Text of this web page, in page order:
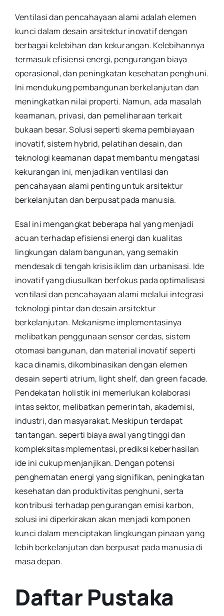
Ventilasi dan pencahayaan alami adalah elemen
kunci dalam desain arsitektur inovatif dengan
berbagai kelebihan dan kekurangan. Kelebihannya
termasuk efisiensi energi, pengurangan biaya
operasional, dan peningkatan kesehatan penghuni.
Ini mendukung pembangunan berkelanjutan dan
meningkatkan nilai properti. Namun, ada masalah
keamanan, privasi, dan pemeliharaan terkait
bukaan besar. Solusi seperti skema pembiayaan
inovatif, sistem hybrid, pelatihan desain, dan
teknologi keamanan dapat membantu mengatasi
kekurangan ini, menjadikan ventilasi dan
pencahayaan alami penting untuk arsitektur
berkelanjutan dan berpusat pada manusia.
Esal ini mengangkat beberapa hal yang menjadi
acuan terhadap efisiensi energi dan kualitas
lingkungan dalam bangunan, yang semakin
mendesak di tengah krisis iklim dan urbanisasi. Ide
inovatif yang diusulkan berfokus pada optimalisasi
ventilasi dan pencahayaan alami melalui integrasi
teknologi pintar dan desain arsitektur
berkelanjutan. Mekanisme implementasinya
melibatkan penggunaan sensor cerdas, sistem
otomasi bangunan, dan material inovatif seperti
kaca dinamis, dikombinasikan dengan elemen
desain seperti atrium, light shelf, dan green facade.
Pendekatan holistik ini memerlukan kolaborasi
intas sektor, melibatkan pemerintah, akademisi,
industri, dan masyarakat. Meskipun terdapat
tantangan. seperti biaya awal yang tinggi dan
kompleksitas mplementasi, prediksi keberhasilan
ide ini cukup menjanjikan. Dengan potensi
penghematan energi yang signifikan, peningkatan
kesehatan dan produktivitas penghuni, serta
kontribusi terhadap pengurangan emisi karbon,
solusi ini diperkirakan akan menjadi komponen
kunci dalam menciptakan lingkungan pinaan yang
lebih berkelanjutan dan berpusat pada manusia di
masa depan.
Daftar Pustaka